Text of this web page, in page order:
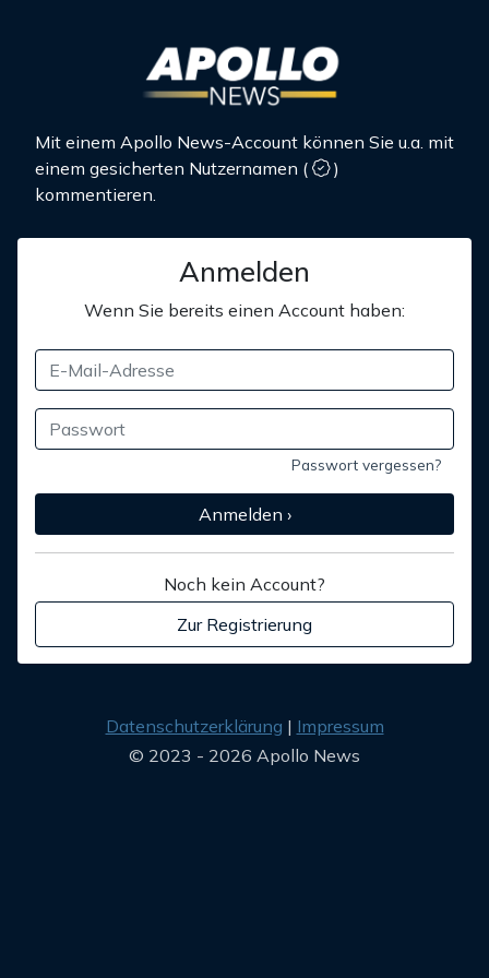
Mit einem Apollo News-Account können Sie u.a. mit
einem gesicherten Nutzernamen (
)
kommentieren.
Anmelden
Wenn Sie bereits einen Account haben:
Passwort vergessen?
Anmelden ›
Noch kein Account?
Zur Registrierung
Datenschutzerklärung
Impressum
© 2023 - 2026 Apollo News